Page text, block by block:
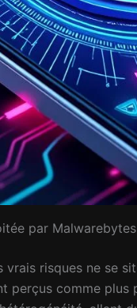
par Malwarebytes
risques ne se
perçus comme plus